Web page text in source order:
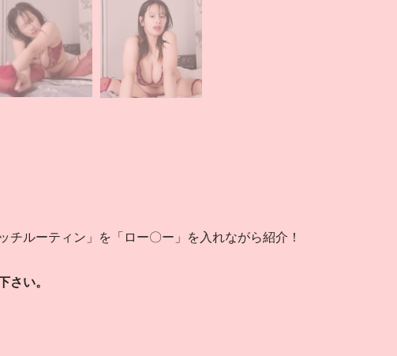
チルーティン」を「ロー〇ー」を入れながら紹介！
さい。